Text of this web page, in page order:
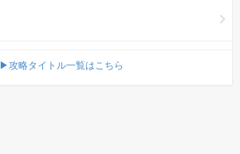
▶攻略タイトル一覧はこちら